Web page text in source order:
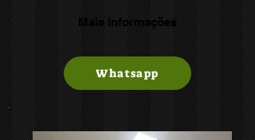
Mais Informações
Whatsapp